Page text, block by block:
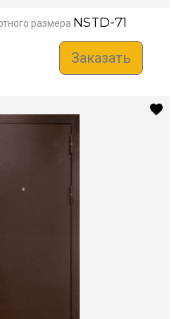
размера NSTD-71
Заказать